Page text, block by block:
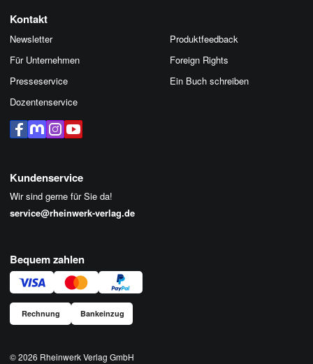
Kontakt
Newsletter
Für Unternehmen
Presseservice
Dozentenservice
Produktfeedback
Foreign Rights
Ein Buch schreiben
Kundenservice
Wir sind gerne für Sie da!
service@rheinwerk-verlag.de
Bequem zahlen
Rechnung Bankeinzug
© 2026 Rheinwerk Verlag GmbH